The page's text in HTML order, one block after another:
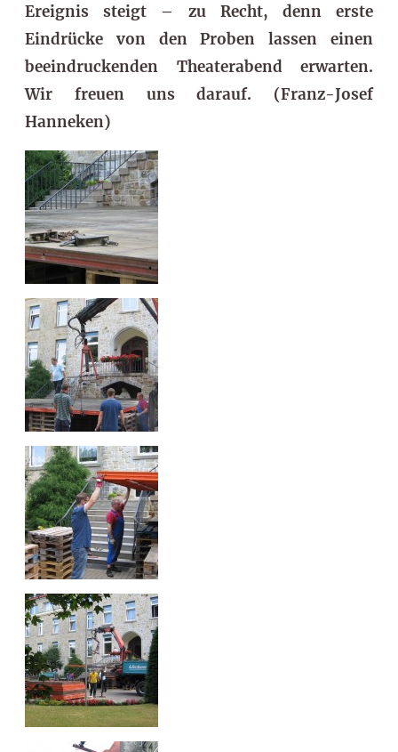
Ereignis steigt – zu Recht, denn erste
Eindrücke von den Proben lassen einen
beeindruckenden Theaterabend erwarten.
Wir freuen uns darauf. (Franz-Josef
Hanneken)